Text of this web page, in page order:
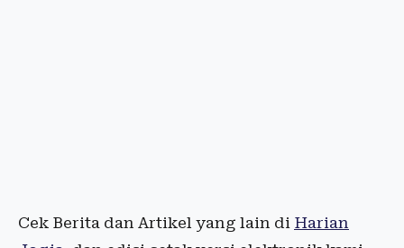
Cek Berita dan Artikel yang lain di Harian